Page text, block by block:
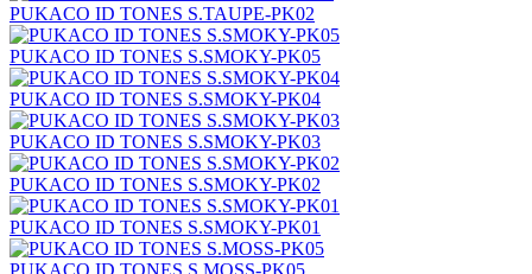
PUKACO ID TONES S.TAUPE-PK02
PUKACO ID TONES S.SMOKY-PK05
PUKACO ID TONES S.SMOKY-PK04
PUKACO ID TONES S.SMOKY-PK03
PUKACO ID TONES S.SMOKY-PK02
PUKACO ID TONES S.SMOKY-PK01
PUKACO ID TONES S.MOSS-PK05